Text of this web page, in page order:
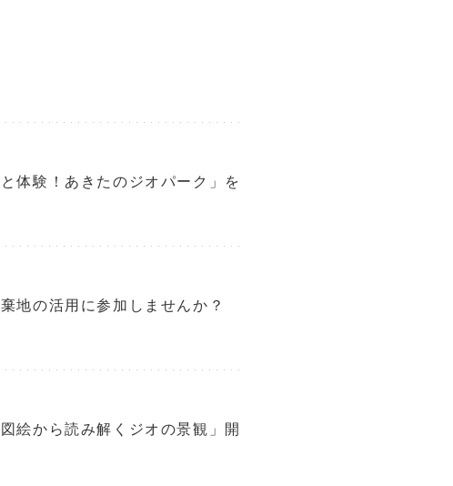
体験！あきたのジオパーク」を
地の活用に参加しませんか？
絵から読み解くジオの景観」開